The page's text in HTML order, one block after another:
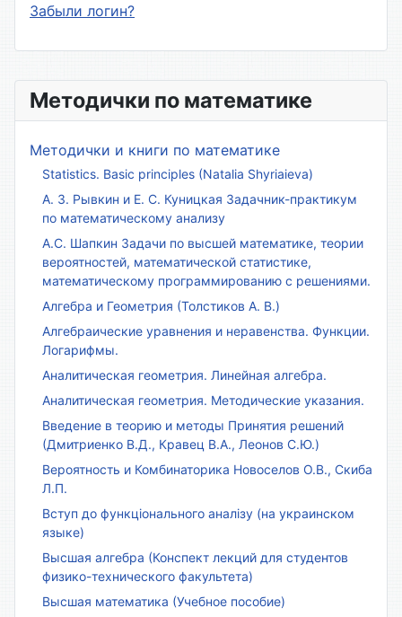
Методички по математике
Методички и книги по математике
Statistics. Basic principles (Natalia Shyriaieva)
А. З. Рывкин и Е. С. Куницкая Задачник-практикум
по математическому анализу
А.С. Шапкин Задачи по высшей математике, теории
вероятностей, математической статистике,
математическому программированию с решениями.
Алгебра и Геометрия (Толстиков А. В.)
Алгебраические уравнения и неравенства. Функции.
Логарифмы.
Аналитическая геометрия. Линейная алгебра.
Аналитическая геометрия. Методические указания.
Введение в теорию и методы Принятия решений
(Дмитриенко В.Д., Кравец В.А., Леонов С.Ю.)
Вероятность и Комбинаторика Новоселов О.В., Скиба
Л.П.
Вступ до функціонального аналізу (на украинском
языке)
Высшая алгебра (Конспект лекций для студентов
физико-технического факультета)
Высшая математика (Учебное пособие)
Забыли логин?